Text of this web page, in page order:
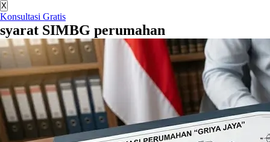
X
Konsultasi Gratis
syarat SIMBG perumahan